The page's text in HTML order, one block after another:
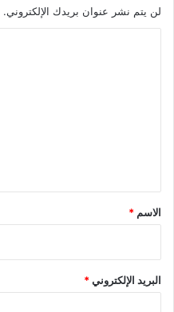
لن يتم نشر عنوان بريدك الإلكتروني.
*
الاسم *
البريد الإلكتروني*